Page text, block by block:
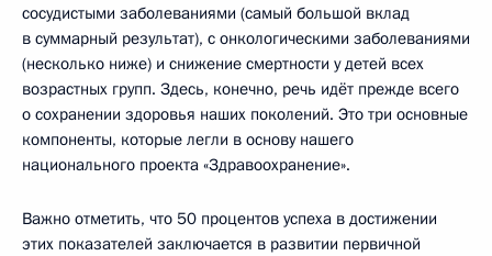
сосудистыми заболеваниями (самый большой вклад
в суммарный результат), с онкологическими заболеваниями
(несколько ниже) и снижение смертности у детей всех
возрастных групп. Здесь, конечно, речь идёт прежде всего
о сохранении здоровья наших поколений. Это три основные
компоненты, которые легли в основу нашего
национального проекта «Здравоохранение».
Важно отметить, что 50 процентов успеха в достижении
этих показателей заключается в развитии первичной